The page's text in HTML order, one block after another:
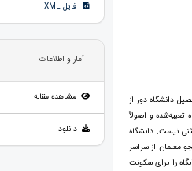
دانشگاه دور از
تعبیه‌شده و اصولاً
نیست. دانشگاه
معلمان از سراسر
را برای سکونت
فایل XML
آمار و اطلاعات
مشاهده مقاله
دانلود